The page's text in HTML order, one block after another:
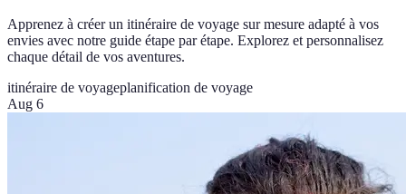
Apprenez à créer un itinéraire de voyage sur mesure adapté à vos
envies avec notre guide étape par étape. Explorez et personnalisez
chaque détail de vos aventures.
itinéraire de voyageplanification de voyage
Aug 6